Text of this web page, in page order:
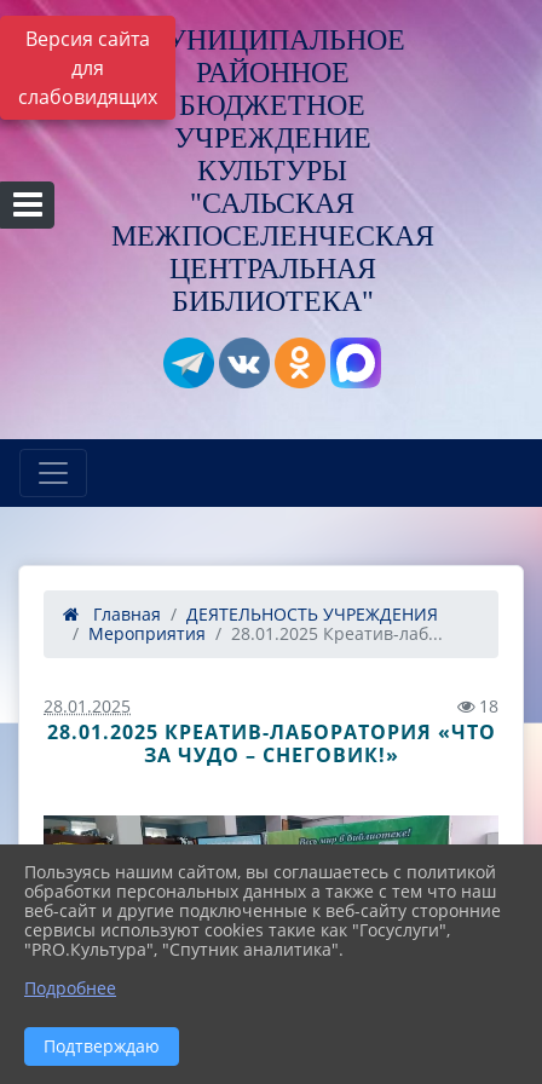
Версия сайта
для
слабовидящих
МУНИЦИПАЛЬНОЕ
РАЙОННОЕ
БЮДЖЕТНОЕ
УЧРЕЖДЕНИЕ
КУЛЬТУРЫ
"САЛЬСКАЯ
МЕЖПОСЕЛЕНЧЕСКАЯ
ЦЕНТРАЛЬНАЯ
БИБЛИОТЕКА"
Главная
ДЕЯТЕЛЬНОСТЬ УЧРЕЖДЕНИЯ
Мероприятия
28.01.2025 Креатив-лаб...
28.01.2025 18
28.01.2025 КРЕАТИВ-ЛАБОРАТОРИЯ «ЧТО
ЗА ЧУДО – СНЕГОВИК!»
Пользуясь нашим сайтом, вы соглашаетесь с политикой
обработки персональных данных а также с тем что наш
веб-сайт и другие подключенные к веб-сайту сторонние
сервисы используют cookies такие как "Госуслуги",
"PRO.Культура", "Спутник аналитика".
Подробнее
Подтверждаю